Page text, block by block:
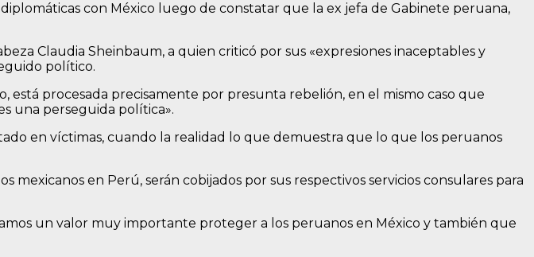
con México luego de constatar que la ex jefa de Gabinete peruana,
Claudia Sheinbaum, a quien criticó por sus «expresiones inaceptables y
político.
procesada precisamente por presunta rebelión, en el mismo caso que
una perseguida política».
en víctimas, cuando la realidad lo que demuestra que lo que los peruanos
en Perú, serán cobijados por sus respectivos servicios consulares para
un valor muy importante proteger a los peruanos en México y también que